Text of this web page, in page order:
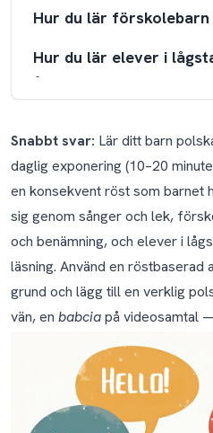
Hur du lär förskolebarn
Hur du lär elever i
år)
Det polska
vinner på att börja tidigt
Polska i ditt barns
Vad gäller för polska
nyligen flyttat till
Verktyg vi
Vanliga frågor
Hur lär jag mitt barn polska
polska?
Snabbt svar: Lär ditt barn
daglig exponering (10–20
en konsekvent röst som barnet
sig genom sånger och lek,
och benämning, och elever i
läsning. Använd en röstbaserad
grund och lägg till en verklig
vän, en babciapå videosamtal